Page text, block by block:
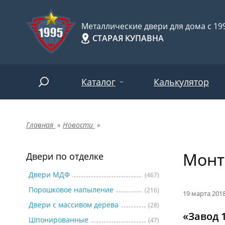
Металлические двери для дома с
СТАРАЯ КУПАВНА
Каталог
Двери по отделке
Двери по назначению
Двери по особенностям
Калькулятор
Главная » Новости »
Двери по отделке
Двери МДФ (467)
Порошковое напыление (216)
Двери с массивом дерева (28)
Шпонированные (47)
19 марта
«Завод